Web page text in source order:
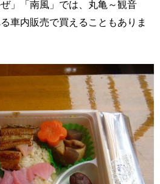
」「南風」では、丸亀～観音
車内販売で買えることもありま